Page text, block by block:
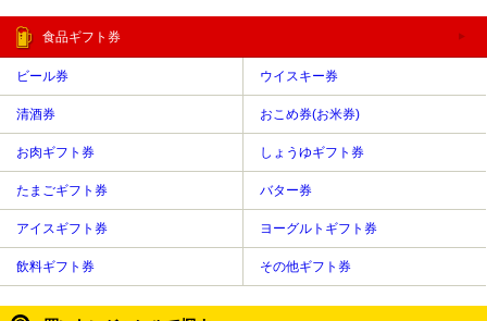
食品ギフト券
ビール券 ウイスキー券
清酒券 おこめ券(お米券)
お肉ギフト券 しょうゆギフト券
たまごギフト券 バター券
アイスギフト券 ヨーグルトギフト券
飲料ギフト券 その他ギフト券